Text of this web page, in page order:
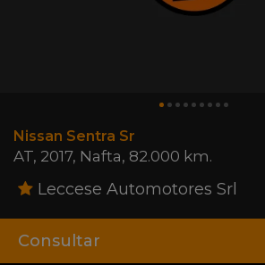
Nissan Sentra Sr
AT, 2017, Nafta, 82.000 km.
Leccese Automotores Srl
Consultar